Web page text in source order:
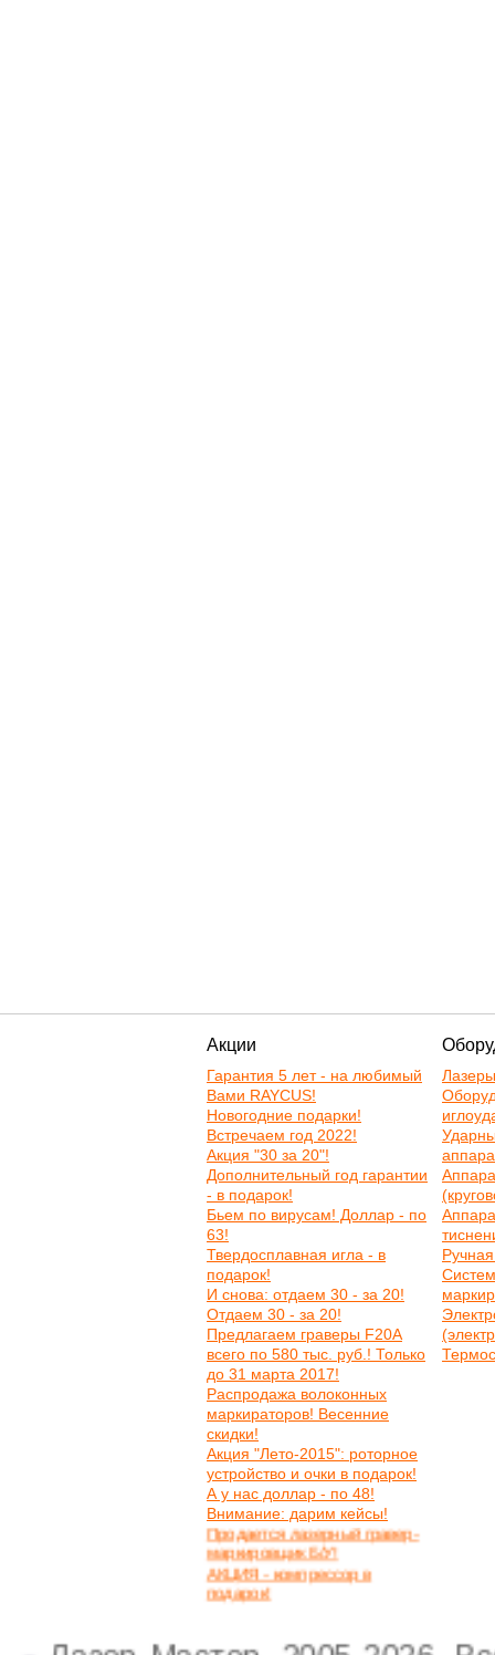
Акции
Гарантия 5 лет - на любимый
Вами RAYCUS!
Новогодние подарки!
Встречаем год 2022!
Акция "30 за 20"!
Дополнительный год гарантии
- в подарок!
Бьем по вирусам! Доллар - по
63!
Твердосплавная игла - в
подарок!
И снова: отдаем 30 - за 20!
Отдаем 30 - за 20!
Предлагаем граверы F20A
всего по 580 тыс. руб.! Только
до 31 марта 2017!
Распродажа волоконных
маркираторов! Весенние
скидки!
Акция "Лето-2015": роторное
устройство и очки в подарок!
А у нас доллар - по 48!
Внимание: дарим кейсы!
Продается лазерный гравер-
маркировщик Б/У!
АКЦИЯ - компрессор в
подарок!
Лазеры